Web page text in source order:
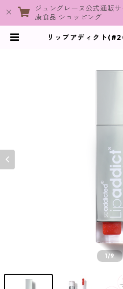
ジュングレーヌ公式通販
康食品 ショッピング
リップアディクト
1/9